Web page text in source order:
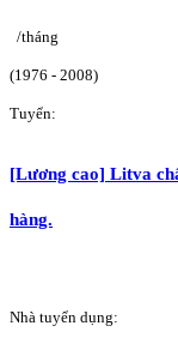
/tháng
(1976 - 2008)
Tuyển:
[Lương cao] Litva
hàng.
Nhà tuyển dụng: